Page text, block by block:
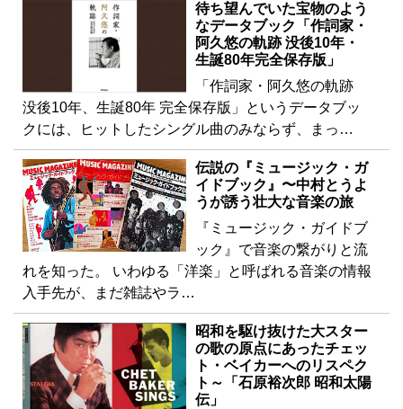
待ち望んでいた宝物のよう
なデータブック「作詞家・
阿久悠の軌跡 没後10年・
生誕80年完全保存版」
「作詞家・阿久悠の軌跡
没後10年、生誕80年 完全保存版」というデータブッ
クには、ヒットしたシングル曲のみならず、まっ…
伝説の『ミュージック・ガ
イドブック』〜中村とうよ
うが誘う壮大な音楽の旅
『ミュージック・ガイドブ
ック』で音楽の繋がりと流
れを知った。 いわゆる「洋楽」と呼ばれる音楽の情報
入手先が、まだ雑誌やラ…
昭和を駆け抜けた大スター
の歌の原点にあったチェッ
ト・ベイカーへのリスペク
ト～「石原裕次郎 昭和太陽
伝」